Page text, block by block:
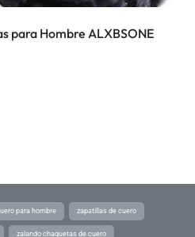
para Hombre ALXBSONE
para hombre zapatillas de cuero
zalando chaquetas de cuero